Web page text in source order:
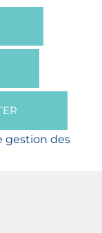
gestion des